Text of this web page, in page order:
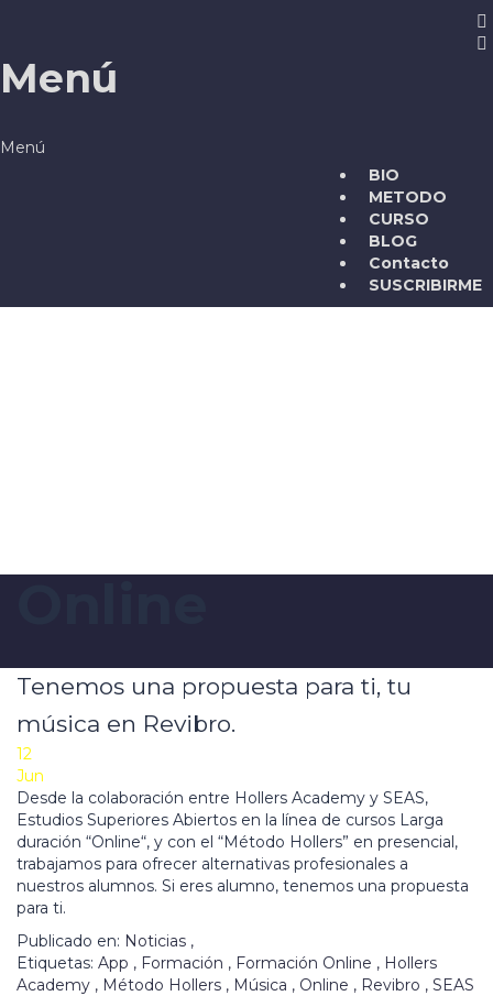
Menú
BIO
METODO
CURSO
BLOG
Contacto
SUSCRIBIRME
Tenemos una propuesta para ti, tu
música en Revibro.
12
Jun
Desde la colaboración entre Hollers Academy y SEAS,
Estudios Superiores Abiertos en la línea de cursos Larga
duración “Online“, y con el “Método Hollers” en presencial,
trabajamos para ofrecer alternativas profesionales a
nuestros alumnos. Si eres alumno, tenemos una propuesta
para ti.
Publicado en: Noticias ,
Etiquetas: App , Formación , Formación Online , Hollers
Academy , Método Hollers , Música , Online , Revibro , SEAS